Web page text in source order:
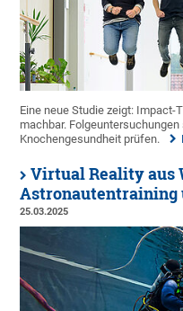
Eine neue Studie zeigt:
machbar.
Knochengesundheit prüfen.
Virtual Reality aus
Astronautentraining
25.03.2025